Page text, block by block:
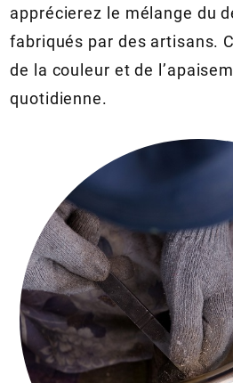
apprécierez le mélange du
fabriqués par des artisans.
de la couleur et de
quotidienne.